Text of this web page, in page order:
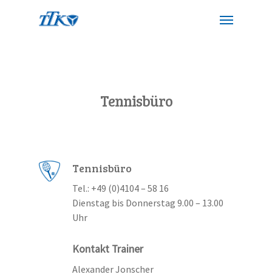
Tennisbüro
Tennisbüro
Tel.: +49 (0)4104 – 58 16
Dienstag bis Donnerstag 9.00 – 13.00
Uhr
Kontakt Trainer
Alexander Jonscher